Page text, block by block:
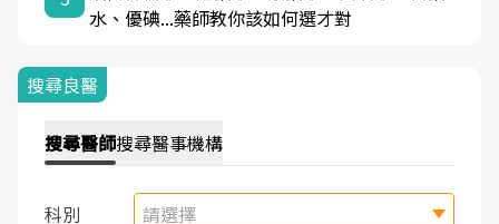
水、優碘...藥師教你該如何選才對
搜尋良醫
搜尋醫師搜尋醫事機構
科別 請選擇